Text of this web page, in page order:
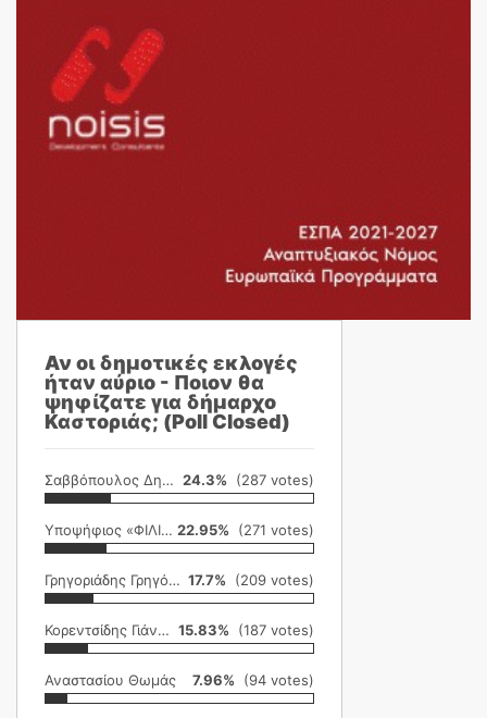
Αν οι δημοτικές εκλογές
ήταν αύριο - Ποιον θα
ψηφίζατε για δήμαρχο
Καστοριάς; (Poll Closed)
Σαββόπουλος Δημήτρης 24.3% (287 votes)
Υποψήφιος «ΦΙΛΙΚΗ ΕΤΑΙΡΕΙΑ» 22.95% (271 votes)
Γρηγοριάδης Γρηγόρης 17.7% (209 votes)
Κορεντσίδης Γιάννης 15.83% (187 votes)
Αναστασίου Θωμάς 7.96% (94 votes)